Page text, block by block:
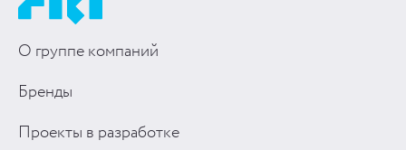
О группе компаний
Бренды
Проекты в разработке